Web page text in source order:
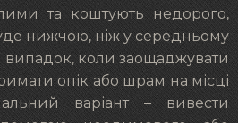
та коштують недорого,
нижчою, ніж у середньому
випадок, коли заощаджувати
опік або шрам на місці
варіант – вивести